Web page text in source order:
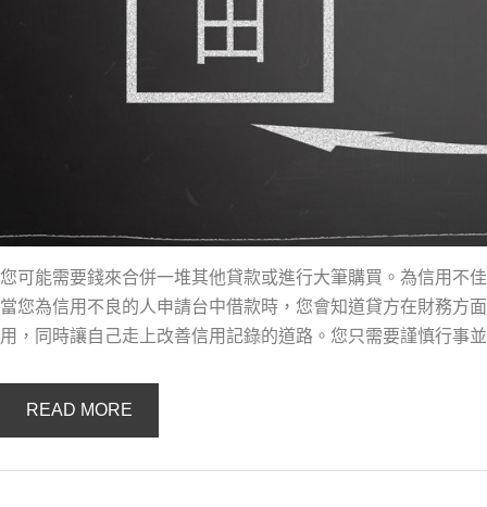
您可能需要錢來合併一堆其他貸款或進行大筆購買。為信用不
當您為信用不良的人申請台中借款時，您會知道貸方在財務方
用，同時讓自己走上改善信用記錄的道路。您只需要謹慎行事
READ MORE